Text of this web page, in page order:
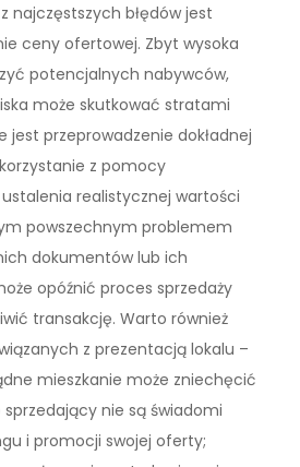
najczęstszych błędów jest
ceny ofertowej. Zbyt wysoka
potencjalnych nabywców,
może skutkować stratami
jest przeprowadzenie dokładnej
z pomocy
realistycznej wartości
powszechnym problemem
dokumentów lub ich
opóźnić proces sprzedaży
transakcję. Warto również
z prezentacją lokalu –
mieszkanie może zniechęcić
nie są świadomi
i promocji swojej oferty;